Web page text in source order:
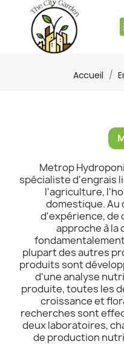
Accueil
Metrop
spécialiste d'engrais
l'agriculture,
domestique. Au
d'expérience, de
approche à la
plupart des autres
produits sont
d'une analyse
produite, toutes les
croissance et
recherches sont
deux laboratoires,
de production